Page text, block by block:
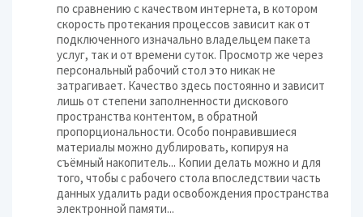
по сравнению с качеством интернета, в котором
скорость протекания процессов зависит как от
подключенного изначально владельцем пакета
услуг, так и от времени суток. Просмотр же через
персональный рабочий стол это никак не
затрагивает. Качество здесь постоянно и зависит
лишь от степени заполненности дискового
пространства контентом, в обратной
пропорциональности. Особо понравившиеся
материалы можно дублировать, копируя на
съёмный накопитель... Копии делать можно и для
того, чтобы с рабочего стола впоследствии часть
данных удалить ради освобождения пространства
электронной памяти...